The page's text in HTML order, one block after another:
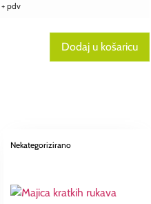
+ pdv
Dodaj u košaricu
Nekategorizirano